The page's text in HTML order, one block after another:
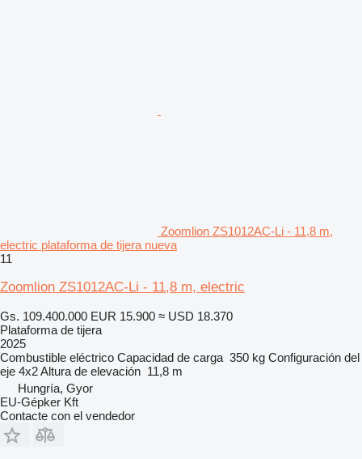
Zoomlion ZS1012AC-Li - 11,8 m,
electric plataforma de tijera nueva
11
Zoomlion ZS1012AC-Li - 11,8 m, electric
Gs. 109.400.000 EUR 15.900 ≈ USD 18.370
Plataforma de tijera
2025
Combustible eléctrico Capacidad de carga 350 kg Configuración del
eje 4x2Altura de elevación 11,8 m
Hungría, Gyor
EU-Gépker Kft
Contacte con el vendedor